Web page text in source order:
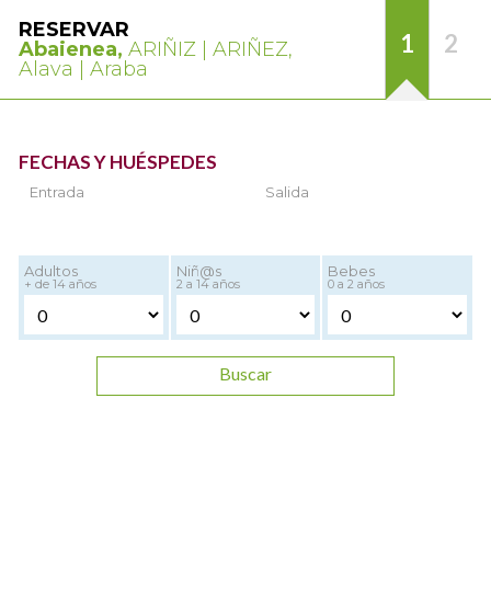
RESERVAR
Abaienea,ARIÑIZ | ARIÑEZ,
Alava | Araba
1 2
FECHAS Y HUÉSPEDES
Entrada Salida
Adultos
+ de 14 años
Niñ@s
2 a 14 años
Bebes
0 a 2 años
Buscar